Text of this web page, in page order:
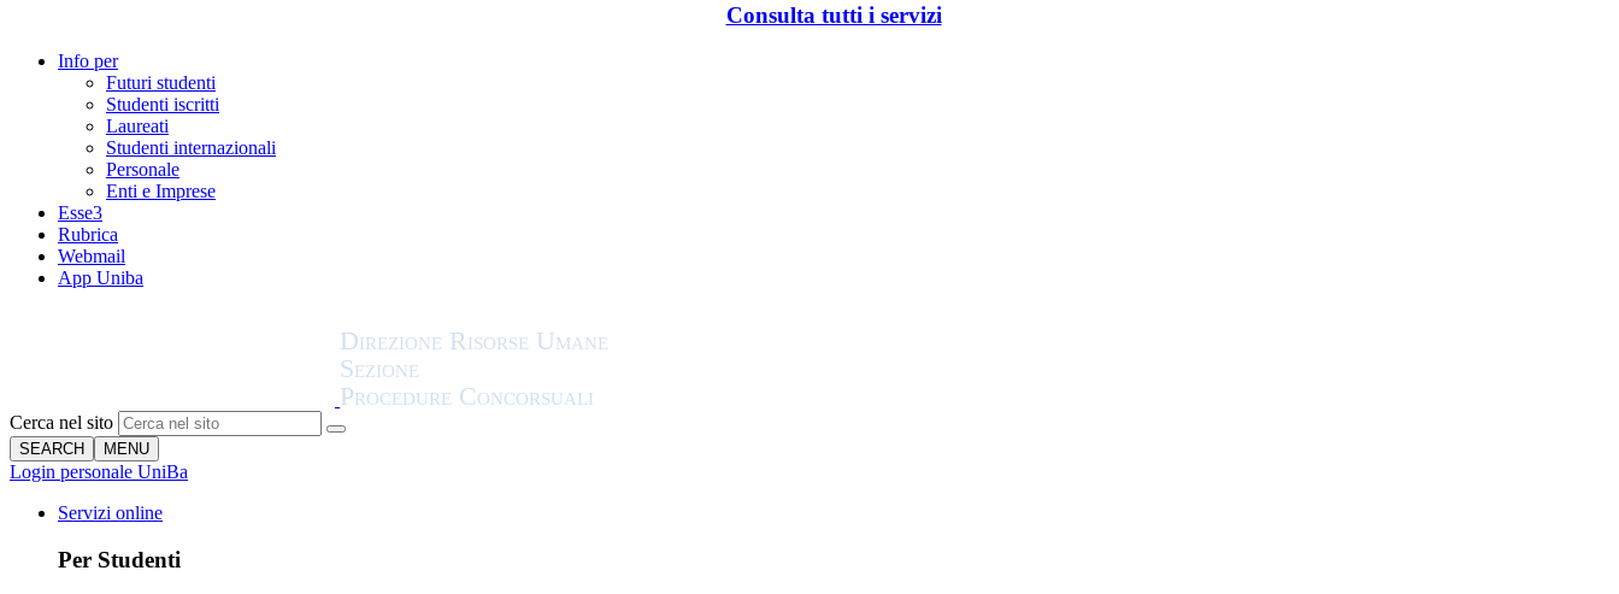
Consulta tutti i servizi
Info per
Futuri studenti
Studenti iscritti
Laureati
Studenti internazionali
Personale
Enti e Imprese
Esse3
Rubrica
Webmail
App Uniba
Cerca nel sito
SEARCH MENU
Login personale UniBa
Servizi online
Per Studenti